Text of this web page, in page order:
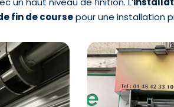
fin de coursepour une installation